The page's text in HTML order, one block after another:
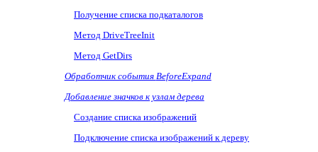
Получение списка подкаталогов
Метод DriveTreeInit
Метод GetDirs
Обработчик события BeforeExpand
Добавление значков к узлам дерева
Создание списка изображений
Подключение списка изображений к дереву